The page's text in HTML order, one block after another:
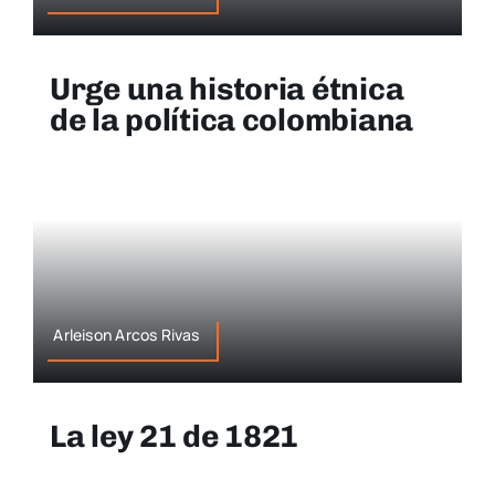
Urge una historia étnica
de la política colombiana
Arleison Arcos Rivas
La ley 21 de 1821